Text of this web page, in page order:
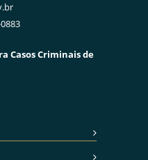
Casos Criminais de